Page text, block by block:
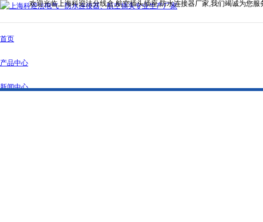
欢迎光临上海科迎法分线盒,航空插头插座,防水连接器厂家,我们竭诚为您服
首页
产品中心
新闻中心